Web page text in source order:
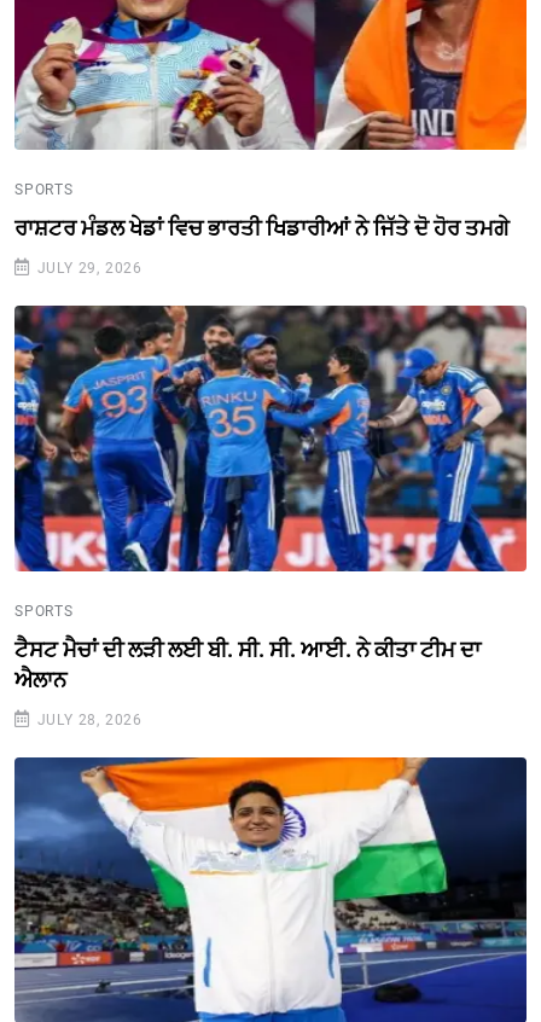
SPORTS
ਰਾਸ਼ਟਰ ਮੰਡਲ ਖੇਡਾਂ ਵਿਚ ਭਾਰਤੀ ਖਿਡਾਰੀਆਂ ਨੇ ਜਿੱਤੇ ਦੋ ਹੋਰ ਤਮਗੇ
JULY 29, 2026
SPORTS
ਟੈਸਟ ਮੈਚਾਂ ਦੀ ਲੜੀ ਲਈ ਬੀ. ਸੀ. ਸੀ. ਆਈ. ਨੇ ਕੀਤਾ ਟੀਮ ਦਾ
ਐਲਾਨ
JULY 28, 2026